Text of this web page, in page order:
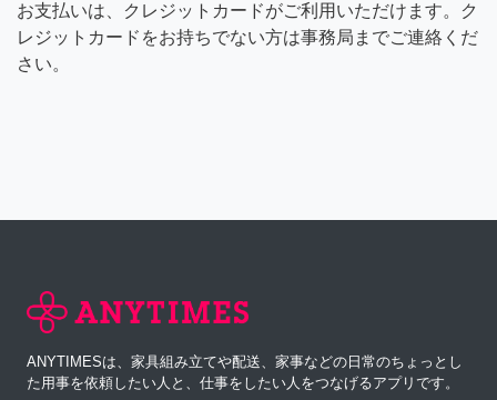
お支払いは、クレジットカードがご利用いただけます。ク
レジットカードをお持ちでない方は事務局までご連絡くだ
さい。
ANYTIMESは、家具組み立てや配送、家事などの日常のちょっとし
た用事を依頼したい人と、仕事をしたい人をつなげるアプリです。